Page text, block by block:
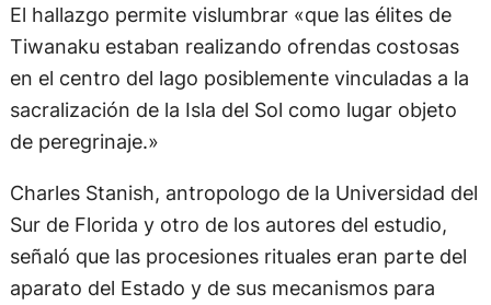
El hallazgo permite vislumbrar «que las élites de
Tiwanaku estaban realizando ofrendas costosas
en el centro del lago posiblemente vinculadas a la
sacralización de la Isla del Sol como lugar objeto
de peregrinaje.»
Charles Stanish, antropologo de la Universidad del
Sur de Florida y otro de los autores del estudio,
señaló que las procesiones rituales eran parte del
aparato del Estado y de sus mecanismos para